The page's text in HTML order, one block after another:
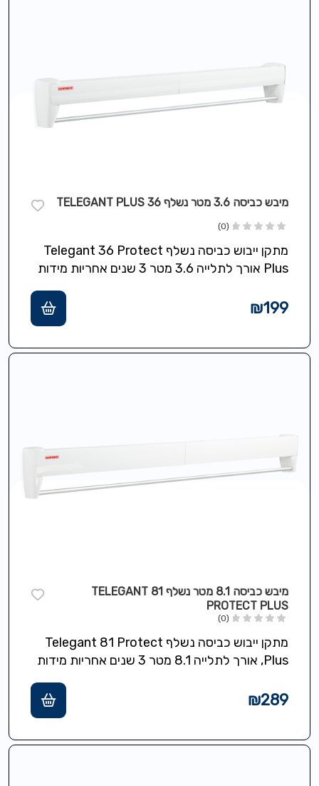
מיבש כביסה 3.6 מטר נשלף 36 TELEGANT PLUS
(0)
מתקן ייבוש כביסה נשלף Telegant 36 Protect
Plus אורך לתלייה 3.6 מטר 3 שנים אחריות מידות
₪199
מיבש כביסה 8.1 מטר נשלף TELEGANT 81
PROTECT PLUS
(0)
מתקן ייבוש כביסה נשלף Telegant 81 Protect
Plus, אורך לתלייה 8.1 מטר 3 שנים אחריות מידות
₪289